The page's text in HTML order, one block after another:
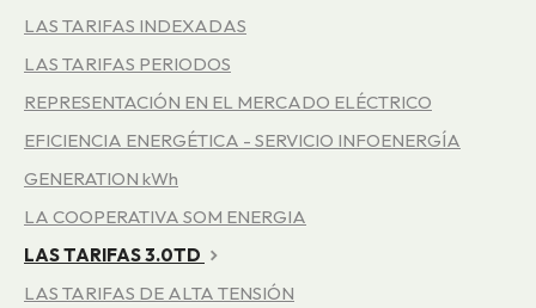
LAS TARIFAS INDEXADAS
LAS TARIFAS PERIODOS
REPRESENTACIÓN EN EL MERCADO ELÉCTRICO
EFICIENCIA ENERGÉTICA - SERVICIO INFOENERGÍA
GENERATION kWh
LA COOPERATIVA SOM ENERGIA
LAS TARIFAS 3.0TD
LAS TARIFAS DE ALTA TENSIÓN